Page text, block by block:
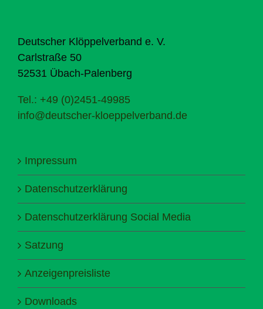
Deutscher Klöppelverband e. V.
Carlstraße 50
52531 Übach-Palenberg
Tel.: +49 (0)2451-49985
info@deutscher-kloeppelverband.de
Impressum
Datenschutzerklärung
Datenschutzerklärung Social Media
Satzung
Anzeigenpreisliste
Downloads